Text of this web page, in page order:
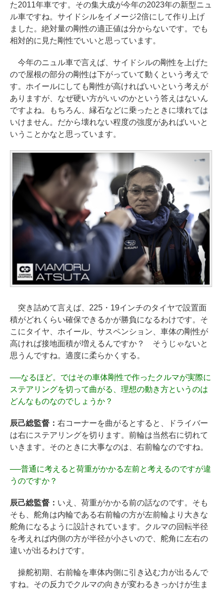
た2011年車です。その集大成が今年の2023年の新型ニュ
ル車ですね。サイドシルをイメージ2倍にして作り上げ
ました。絶対量の剛性の適正値は分からないです。でも
相対的に見た剛性でいいと思っています。
今年のニュル車で言えば、サイドシルの剛性を上げた
ので屋根の部分の剛性は下がっていて動くという考えで
す。ホイールにしても剛性が高ければいいという考えが
ありますが、なぜ硬い方がいいのかという答えはないん
ですよね。もちろん、縁石などに乗ったときに壊れては
いけません。だから壊れない程度の強度があればいいと
いうことかなと思っています。
突き詰めて言えば、225・19インチのタイヤで設置面
積がどれくらい確保できるかが勝負になるわけです。そ
こにタイヤ、ホイール、サスペンション、車体の剛性が
高ければ接地面積が増えるんですか？ そうじゃないと
思うんですね。適度に柔らかくする。
──なるほど。ではその車体剛性で作ったクルマが実際に
ステアリングを切って曲がる、理想の動き方というのは
どんなものなのでしょうか？
辰己総監督： 右コーナーを曲がるとすると、ドライバー
は右にステアリングを切ります。前輪は当然右に切れて
いきます。そのときに大事なのは、右前輪なのですね。
──普通に考えると荷重がかかる左前と考えるのですが違
うのですか？
辰己総監督： いえ、荷重がかかる前の話なのです。そも
そも、舵角は内輪である右前輪の方が左前輪より大きな
舵角になるように設計されています。クルマの回転半径
を考えれば内側の方が半径が小さいので、舵角に左右の
違いが出るわけです。
操舵初期、右前輪を車体内側に引き込む力が出るんで
すね。その反力でクルマの向きが変わるきっかけが生ま